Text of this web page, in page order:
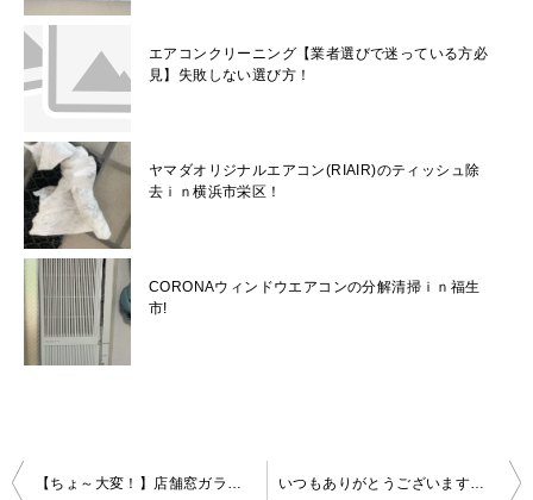
エアコンクリーニング【業者選びで迷っている方必
見】失敗しない選び方！
ヤマダオリジナルエアコン(RIAIR)のティッシュ除
去ｉｎ横浜市栄区！
CORONAウィンドウエアコンの分解清掃ｉｎ福生
市!
投